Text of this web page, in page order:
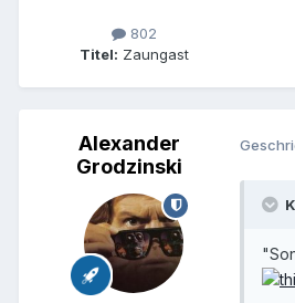
802
Titel: Zaungast
Alexander
Grodzinski